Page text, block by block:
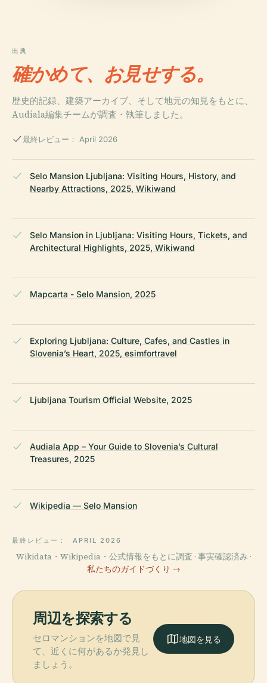
出典
確かめて、お見せする。
歴史的記録、建築アーカイブ、そして地元の知見をもとに、
Audiala編集チームが調査・執筆しました。
最終レビュー： April 2026
Selo Mansion Ljubljana: Visiting Hours, History, and
Nearby Attractions, 2025, Wikiwand
Selo Mansion in Ljubljana: Visiting Hours, Tickets, and
Architectural Highlights, 2025, Wikiwand
Mapcarta - Selo Mansion, 2025
Exploring Ljubljana: Culture, Cafes, and Castles in
Slovenia’s Heart, 2025, esimfortravel
Ljubljana Tourism Official Website, 2025
Audiala App – Your Guide to Slovenia’s Cultural
Treasures, 2025
Wikipedia — Selo Mansion
最終レビュー： APRIL 2026
Wikidata・Wikipedia・公式情報をもとに調査 · 事実確認済み ·
私たちのガイドづくり →
周辺を探索する
セロマンションを地図で見
て、近くに何があるか発見し
ましょう。
地図を見る